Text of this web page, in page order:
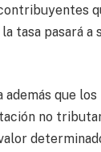
tasa pasará a
que los
no